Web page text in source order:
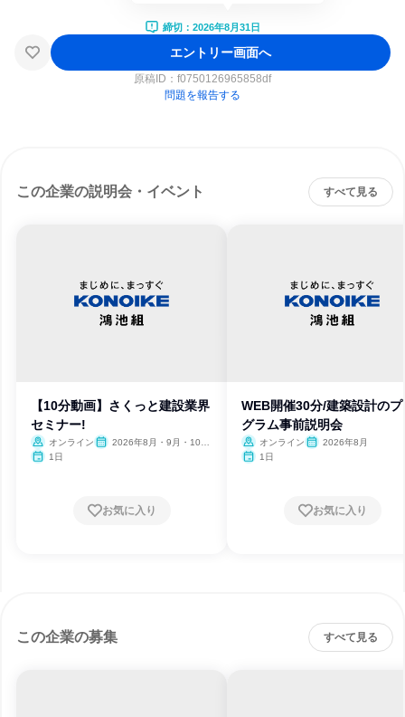
締切：2026年8月31日
エントリー画面へ
原稿ID： f0750126965858df
問題を報告する
この企業の説明会・イベント すべて見る
【10分動画】さくっと建設業界
セミナー!
オンライン
2026年8月・9月・10
1日
お気に入り
WEB開催30分/建築設計のプ
グラム事前説明会
オンライン
2026年8月
1日
お気に入り
この企業の募集 すべて見る